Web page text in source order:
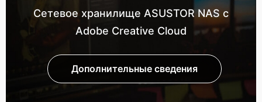
Сетевое хранилище ASUSTOR NAS с
Adobe Creative Cloud
Дополнительные сведения